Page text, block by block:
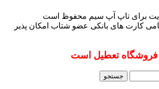
برای تاپ آپ سیم محفوظ است
کارت های بانکی عضو شتاب امکان پذیر
فروشگاه تعطیل است
جستجو